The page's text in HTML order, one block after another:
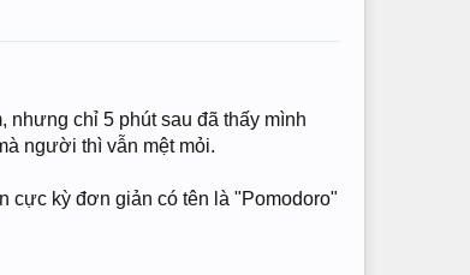
nhưng chỉ 5 phút sau đã thấy mình
người thì vẫn mệt mỏi.
cực kỳ đơn giản có tên là "Pomodoro"